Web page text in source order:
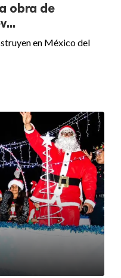
obra de
en México del